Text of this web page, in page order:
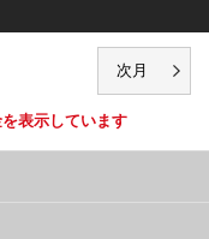
を表示しています